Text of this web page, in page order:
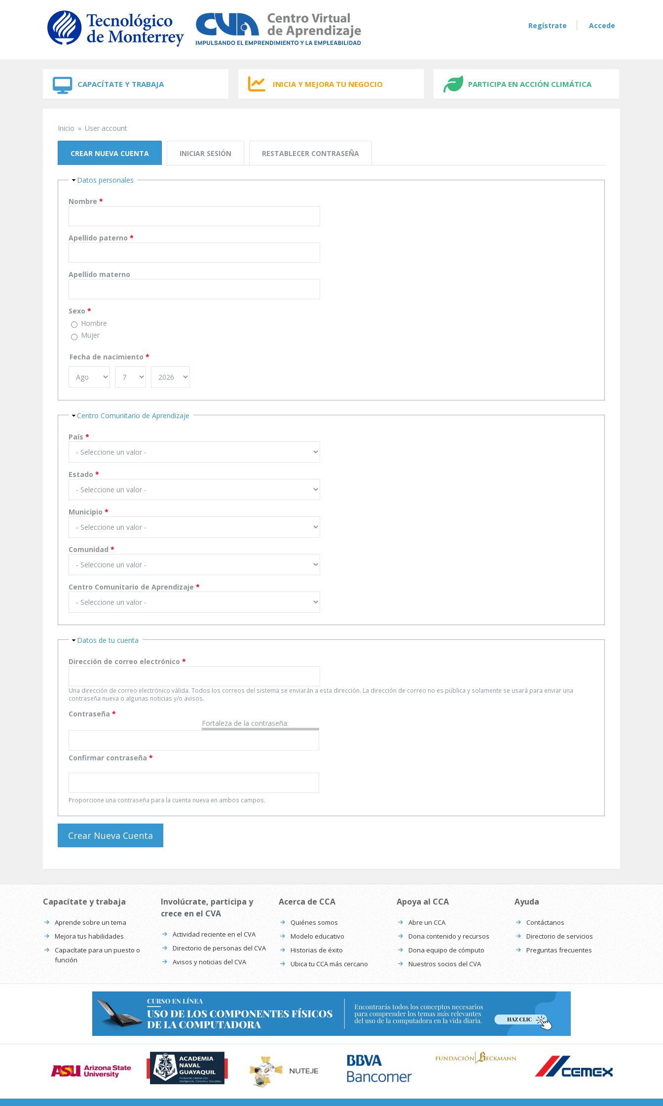
Regístrate Accede
CAPACÍTATE Y TRABAJA INICIA Y MEJORA TU NEGOCIO PARTICIPA EN ACCIÓN CLIMÁTICA
Se encuentra usted aquí
Inicio » User account
Solapas principales
CREAR NUEVA CUENTA (SOLAPA ACTIVA)
INICIAR SESIÓN RESTABLECER CONTRASEÑA
Ocultar
Datos personales
Nombre *
Apellido paterno *
Apellido materno
Sexo *
Hombre
Mujer
Fecha de nacimiento *
Ocultar
Centro Comunitario de Aprendizaje
País *
Estado *
Municipio *
Comunidad *
Centro Comunitario de Aprendizaje *
Ocultar
Datos de tu cuenta
Dirección de correo electrónico *
Una dirección de correo electrónico válida. Todos los correos del sistema se enviarán a esta dirección. La dirección de correo no es pública y solamente se usará para enviar una
contraseña nueva o algunas noticias y/o avisos.
Fortaleza de la contraseña:
Contraseña *
Confirmar contraseña *
Proporcione una contraseña para la cuenta nueva en ambos campos.
Capacítate y trabaja
Aprende sobre un tema
Mejora tus habilidades
Capacítate para un puesto o
función
Involúcrate, participa y
crece en el CVA
Actividad reciente en el CVA
Directorio de personas del CVA
Avisos y noticias del CVA
Acerca de CCA
Quiénes somos
Modelo educativo
Historias de éxito
Ubica tu CCA más cercano
Apoya al CCA
Abre un CCA
Dona contenido y recursos
Dona equipo de cómputo
Nuestros socios del CVA
Ayuda
Contáctanos
Directorio de servicios
Preguntas frecuentes